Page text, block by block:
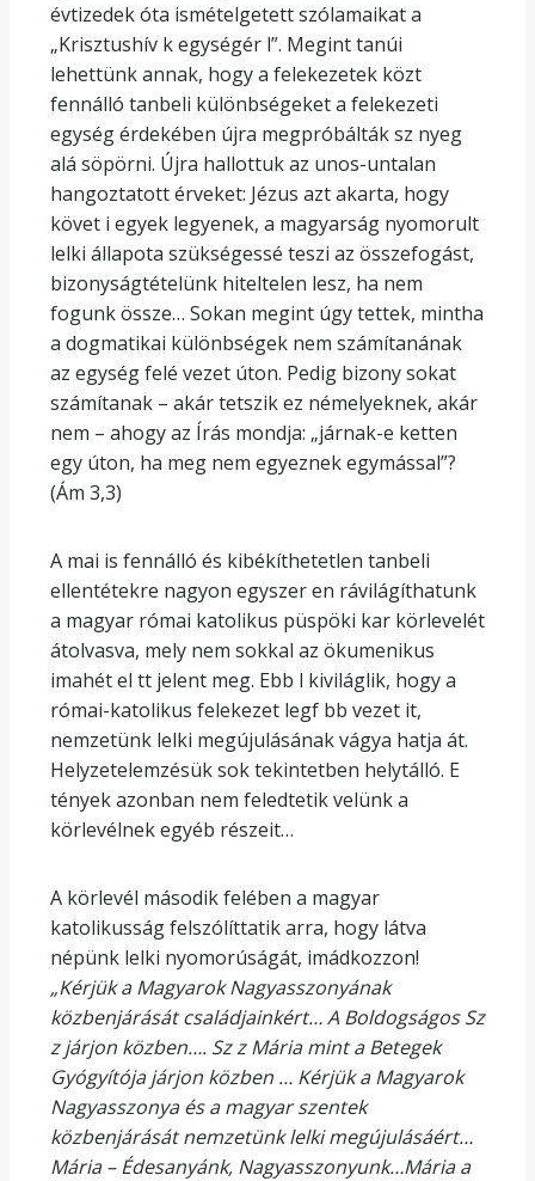
évtizedek óta ismételgetett szólamaikat a
„Krisztushív k egységér l”. Megint tanúi
lehettünk annak, hogy a felekezetek közt
fennálló tanbeli különbségeket a felekezeti
egység érdekében újra megpróbálták sz nyeg
alá söpörni. Újra hallottuk az unos-untalan
hangoztatott érveket: Jézus azt akarta, hogy
követ i egyek legyenek, a magyarság nyomorult
lelki állapota szükségessé teszi az összefogást,
bizonyságtételünk hiteltelen lesz, ha nem
fogunk össze… Sokan megint úgy tettek, mintha
a dogmatikai különbségek nem számítanának
az egység felé vezet úton. Pedig bizony sokat
számítanak – akár tetszik ez némelyeknek, akár
nem – ahogy az Írás mondja: „járnak-e ketten
egy úton, ha meg nem egyeznek egymással”?
(Ám 3,3)
A mai is fennálló és kibékíthetetlen tanbeli
ellentétekre nagyon egyszer en rávilágíthatunk
a magyar római katolikus püspöki kar körlevelét
átolvasva, mely nem sokkal az ökumenikus
imahét el tt jelent meg. Ebb l kiviláglik, hogy a
római-katolikus felekezet legf bb vezet it,
nemzetünk lelki megújulásának vágya hatja át.
Helyzetelemzésük sok tekintetben helytálló. E
tények azonban nem feledtetik velünk a
körlevélnek egyéb részeit…
A körlevél második felében a magyar
katolikusság felszólíttatik arra, hogy látva
népünk lelki nyomorúságát, imádkozzon!
„Kérjük a Magyarok Nagyasszonyának
közbenjárását családjainkért… A Boldogságos Sz
z járjon közben…. Sz z Mária mint a Betegek
Gyógyítója járjon közben … Kérjük a Magyarok
Nagyasszonya és a magyar szentek
közbenjárását nemzetünk lelki megújulásáért…
Mária – Édesanyánk, Nagyasszonyunk…Mária a